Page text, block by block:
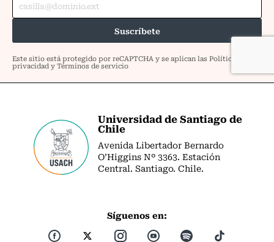
Universidad de Santiago de
Chile
Avenida Libertador Bernardo
O’Higgins Nº 3363. Estación
Central. Santiago. Chile.
Síguenos en: